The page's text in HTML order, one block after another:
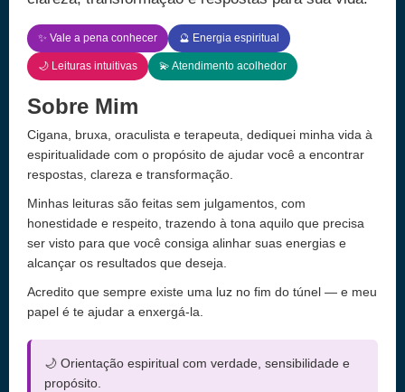
✨ Vale a pena conhecer 🔮 Energia espiritual
🌙 Leituras intuitivas 💫 Atendimento acolhedor
Sobre Mim
Cigana, bruxa, oraculista e terapeuta, dediquei minha vida à
espiritualidade com o propósito de ajudar você a encontrar
respostas, clareza e transformação.
Minhas leituras são feitas sem julgamentos, com
honestidade e respeito, trazendo à tona aquilo que precisa
ser visto para que você consiga alinhar suas energias e
alcançar os resultados que deseja.
Acredito que sempre existe uma luz no fim do túnel — e meu
papel é te ajudar a enxergá-la.
🌙 Orientação espiritual com verdade, sensibilidade e
propósito.